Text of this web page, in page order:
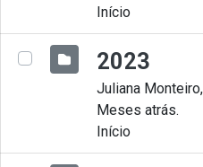
Início
2023
Juliana
Meses atrás.
Início